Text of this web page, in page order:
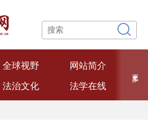
全球视野
网站简介
法治文化
法学在线